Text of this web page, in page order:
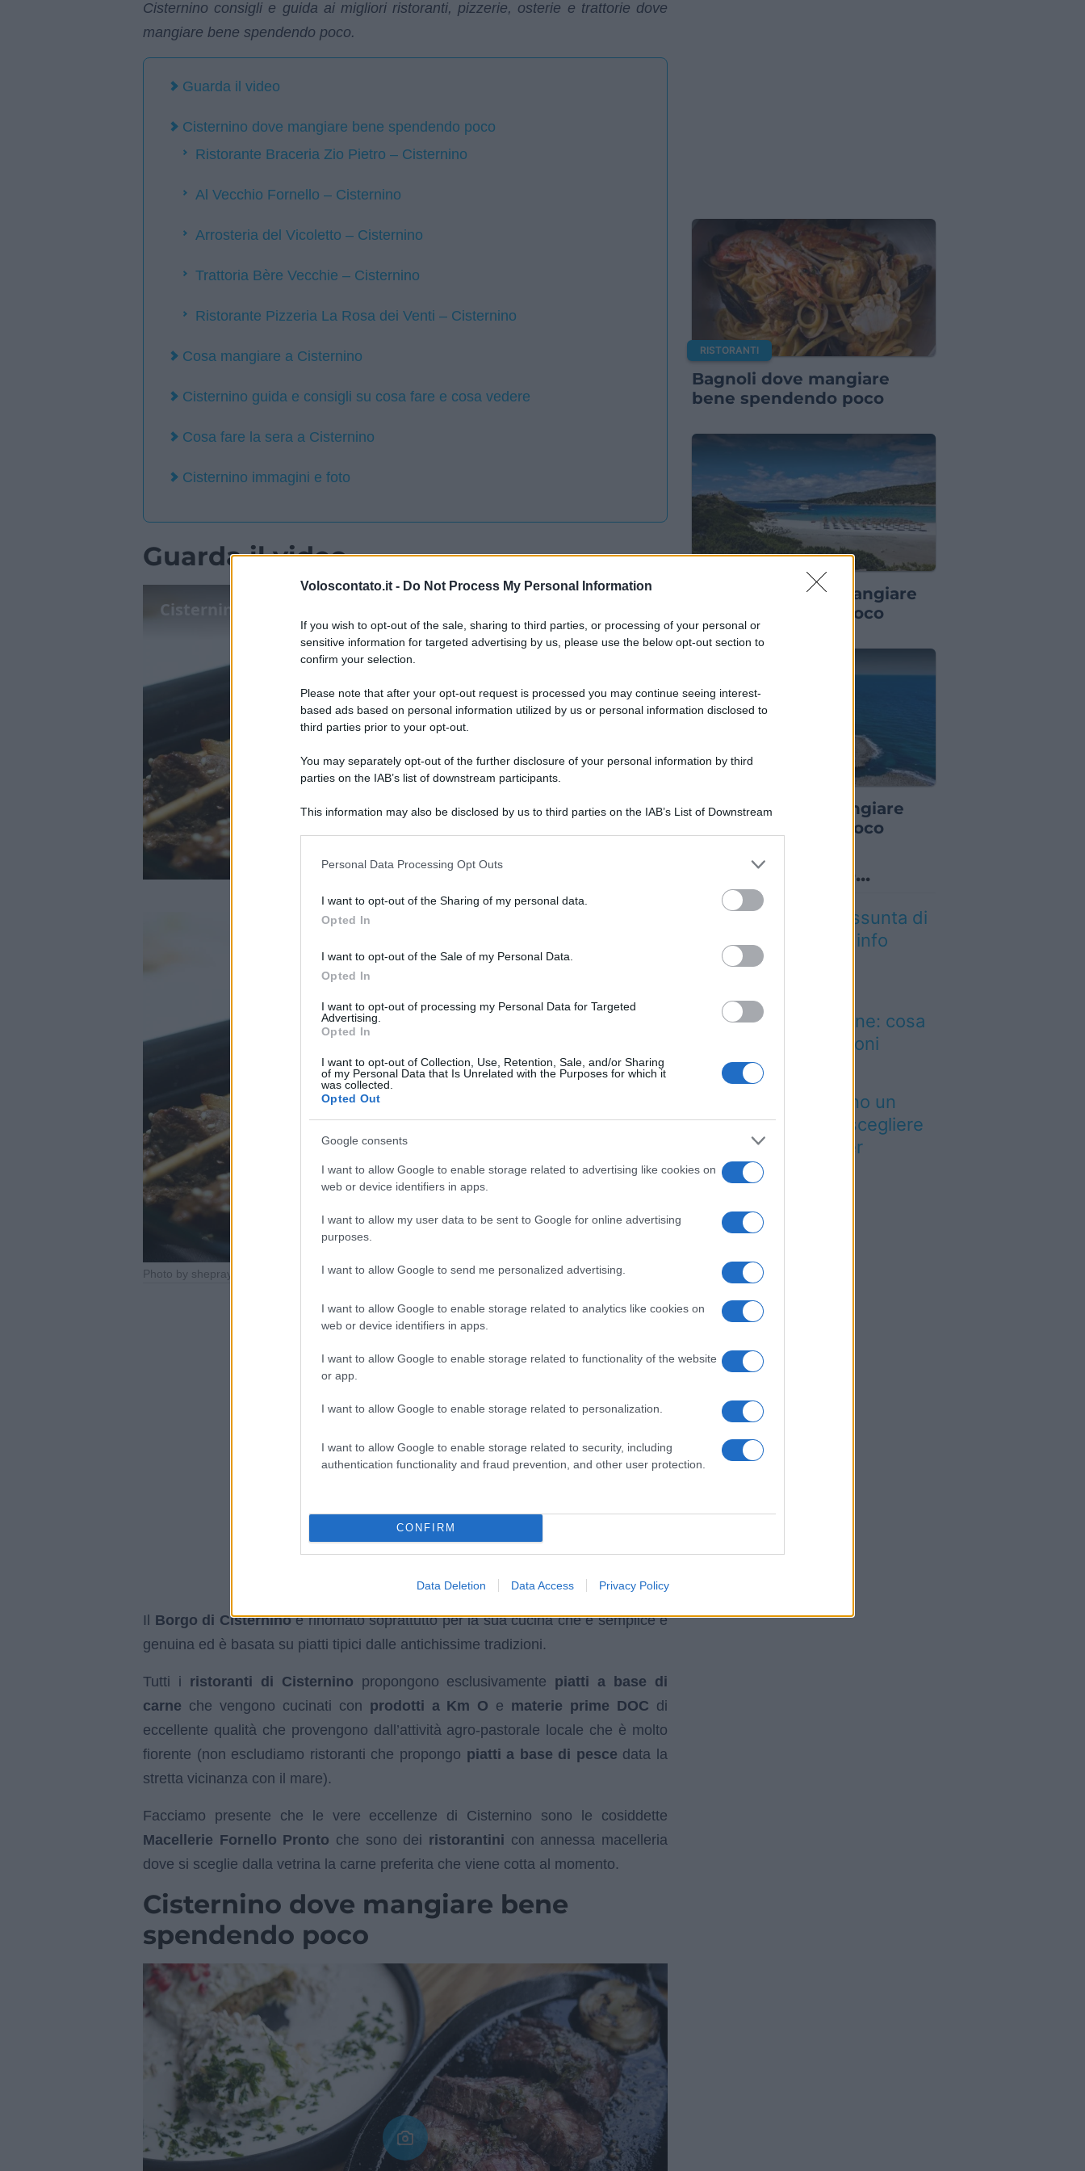
Voloscontato.it - Do Not Process My Personal Information
If you wish to opt-out of the sale, sharing to third parties, or processing of your personal or
sensitive information for targeted advertising by us, please use the below opt-out section to
confirm your selection.
Please note that after your opt-out request is processed you may continue seeing interest-
based ads based on personal information utilized by us or personal information disclosed to
third parties prior to your opt-out.
You may separately opt-out of the further disclosure of your personal information by third
parties on the IAB’s list of downstream participants.
This information may also be disclosed by us to third parties on the IAB’s List of Downstream
information including but not limited to your visit or usage behaviour. You may click to grant or
deny consent to Google and its third-party tags to use your data for below specified purposes
in below Google consent section.
Personal Data Processing Opt Outs
I want to opt-out of the Sharing of my personal data.
Opted In
I want to opt-out of the Sale of my Personal Data.
Opted In
I want to opt-out of processing my Personal Data for Targeted
Advertising.
Opted In
I want to opt-out of Collection, Use, Retention, Sale, and/or Sharing
of my Personal Data that Is Unrelated with the Purposes for which it
was collected.
Opted Out
Google consents
I want to allow Google to enable storage related to advertising like cookies on
web or device identifiers in apps.
I want to allow my user data to be sent to Google for online advertising
purposes.
I want to allow Google to send me personalized advertising.
I want to allow Google to enable storage related to analytics like cookies on
web or device identifiers in apps.
I want to allow Google to enable storage related to functionality of the website
or app.
I want to allow Google to enable storage related to personalization.
I want to allow Google to enable storage related to security, including
authentication functionality and fraud prevention, and other user protection.
CONFIRM
Data Deletion Data Access Privacy Policy
Cisternino consigli e guida ai migliori ristoranti, pizzerie, osterie e trattorie dove
mangiare bene spendendo poco.
Guarda il video
Cisternino dove mangiare bene spendendo poco
Ristorante Braceria Zio Pietro – Cisternino
Al Vecchio Fornello – Cisternino
Arrosteria del Vicoletto – Cisternino
Trattoria Bère Vecchie – Cisternino
Ristorante Pizzeria La Rosa dei Venti – Cisternino
Cosa mangiare a Cisternino
Cisternino guida e consigli su cosa fare e cosa vedere
Cosa fare la sera a Cisternino
Cisternino immagini e foto
Guarda il video
Cisternino dove mangiare bene spendendo poco
Photo by sheprayedforhim – Pixabay
Il Borgo di Cisterninoè rinomato soprattutto per la sua cucina che è semplice e
genuina ed è basata su piatti tipici dalle antichissime tradizioni.
Tutti i ristoranti di Cisternino propongono esclusivamente piatti a base di
carne che vengono cucinati con prodotti a Km O e materie prime DOC di
eccellente qualità che provengono dall’attività agro-pastorale locale che è molto
fiorente (non escludiamo ristoranti che propongo piatti a base di pesce data la
stretta vicinanza con il mare).
Facciamo presente che le vere eccellenze di Cisternino sono le cosiddette
Macellerie Fornello Pronto che sono dei ristorantini con annessa macelleria
dove si sceglie dalla vetrina la carne preferita che viene cotta al momento.
Cisternino dove mangiare bene
spendendo poco
RISTORANTI
Bagnoli dove mangiare
bene spendendo poco
Villasimius dove mangiare
bene spendendo poco
Monopoli dove mangiare
bene spendendo poco
Lo sapevi che...
Antica Fiera dell’Assunta di
Viconovo: tutte le info
2026
Caldo intenso, poi
temporali e grandine: cosa
indicano le previsioni
meteo per Agosto
Presto tutti avranno un
motivo in più per scegliere
l’Italia: cosa sta per
accadere